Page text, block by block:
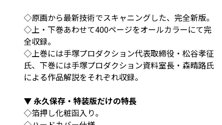
◇原画から最新技術でスキャニングした、完全新版。
◇上・下巻あわせて400ページをオールカラーにて完
全収録。
◇上巻には手塚プロダクション代表取締役・松谷孝征
氏、下巻には手塚プロダクション資料室長・森晴路氏
による作品解説をそれぞれ収録。
▼ 永久保存・特装版だけの特長
◇箔押し化粧函入り。